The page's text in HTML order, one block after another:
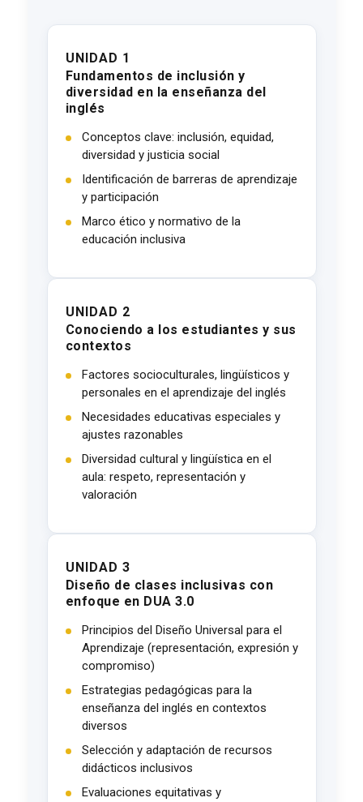
UNIDAD 1
Fundamentos de inclusión y
diversidad en la enseñanza del
inglés
Conceptos clave: inclusión, equidad,
diversidad y justicia social
Identificación de barreras de aprendizaje
y participación
Marco ético y normativo de la
educación inclusiva
UNIDAD 2
Conociendo a los estudiantes y sus
contextos
Factores socioculturales, lingüísticos y
personales en el aprendizaje del inglés
Necesidades educativas especiales y
ajustes razonables
Diversidad cultural y lingüística en el
aula: respeto, representación y
valoración
UNIDAD 3
Diseño de clases inclusivas con
enfoque en DUA 3.0
Principios del Diseño Universal para el
Aprendizaje (representación, expresión y
compromiso)
Estrategias pedagógicas para la
enseñanza del inglés en contextos
diversos
Selección y adaptación de recursos
didácticos inclusivos
Evaluaciones equitativas y